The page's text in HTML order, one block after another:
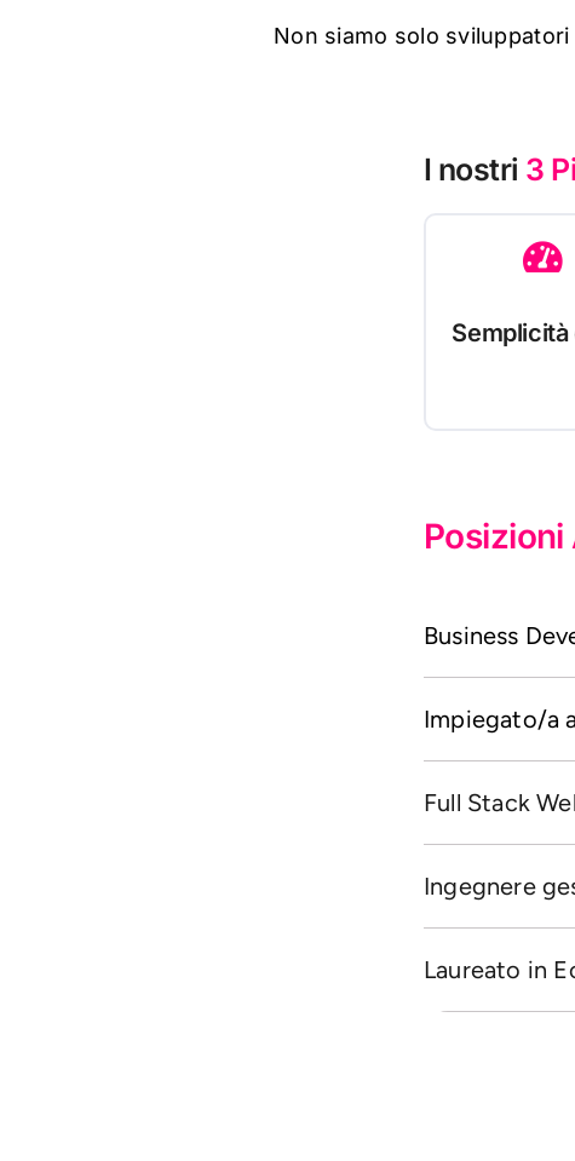
Non siamo solo
I nostri 3
Semplicità
Business
Impiegato/a
Full Stack
Ingegnere
Laureato in